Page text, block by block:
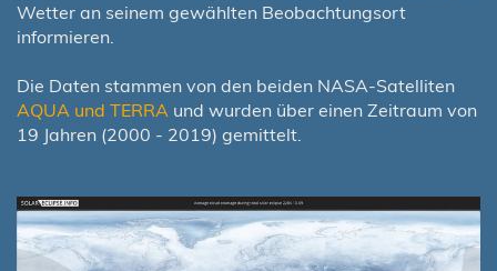
Wetter an seinem gewählten Beobachtungsort
informieren.
Die Daten stammen von den beiden NASA-Satelliten
AQUA und TERRA und wurden über einen Zeitraum von
19 Jahren (2000 - 2019) gemittelt.